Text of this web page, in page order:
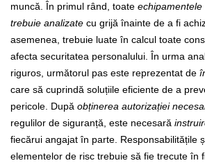
muncă. În primul rând, toate
trebuie analizate cu grijă înainte de a fi
asemenea, trebuie luate în calcul toate
afecta securitatea personalului. În urma
riguros, următorul pas este reprezentat de
care să cuprindă soluțiile eficiente de a
pericole. După obținerea autorizației
regulilor de siguranță, este necesară
fiecărui angajat în parte. Responsabilitățile
elementelor de risc trebuie să fie trecute în